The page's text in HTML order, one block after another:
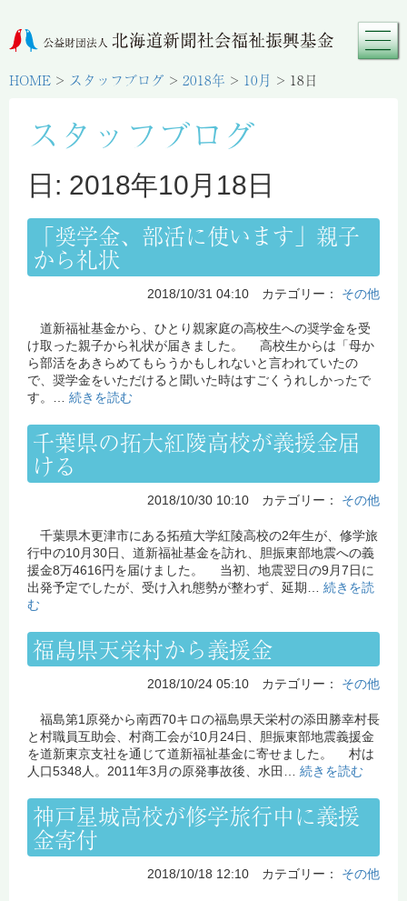
HOME > スタッフブログ > 2018年 > 10月 > 18日
スタッフブログ
日: 2018年10月18日
「奨学金、部活に使います」親子
から礼状
2018/10/31 04:10 カテゴリー： その他
道新福祉基金から、ひとり親家庭の高校生への奨学金を受
け取った親子から礼状が届きました。 高校生からは「母か
ら部活をあきらめてもらうかもしれないと言われていたの
で、奨学金をいただけると聞いた時はすごくうれしかったで
す。… 続きを読む
千葉県の拓大紅陵高校が義援金届
ける
2018/10/30 10:10 カテゴリー： その他
千葉県木更津市にある拓殖大学紅陵高校の2年生が、修学旅
行中の10月30日、道新福祉基金を訪れ、胆振東部地震への義
援金8万4616円を届けました。 当初、地震翌日の9月7日に
出発予定でしたが、受け入れ態勢が整わず、延期… 続きを読
む
福島県天栄村から義援金
2018/10/24 05:10 カテゴリー： その他
福島第1原発から南西70キロの福島県天栄村の添田勝幸村長
と村職員互助会、村商工会が10月24日、胆振東部地震義援金
を道新東京支社を通じて道新福祉基金に寄せました。 村は
人口5348人。2011年3月の原発事故後、水田… 続きを読む
神戸星城高校が修学旅行中に義援
金寄付
2018/10/18 12:10 カテゴリー： その他